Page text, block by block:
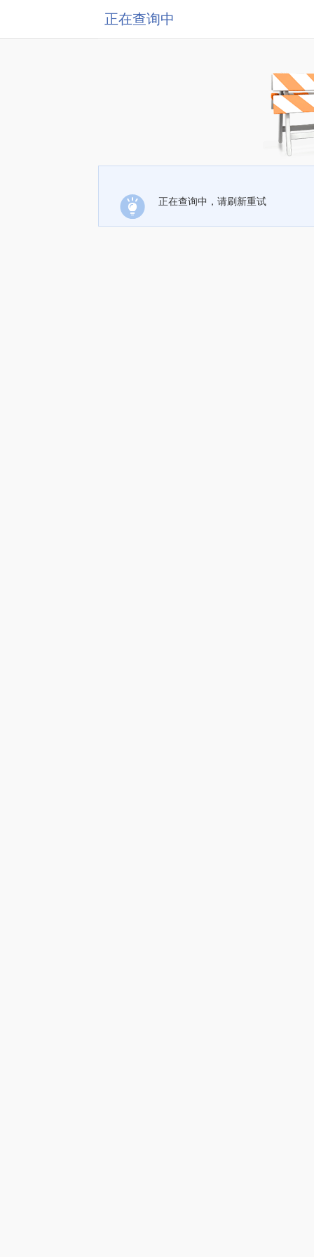
正在查询中
正在查询中，请刷新重试